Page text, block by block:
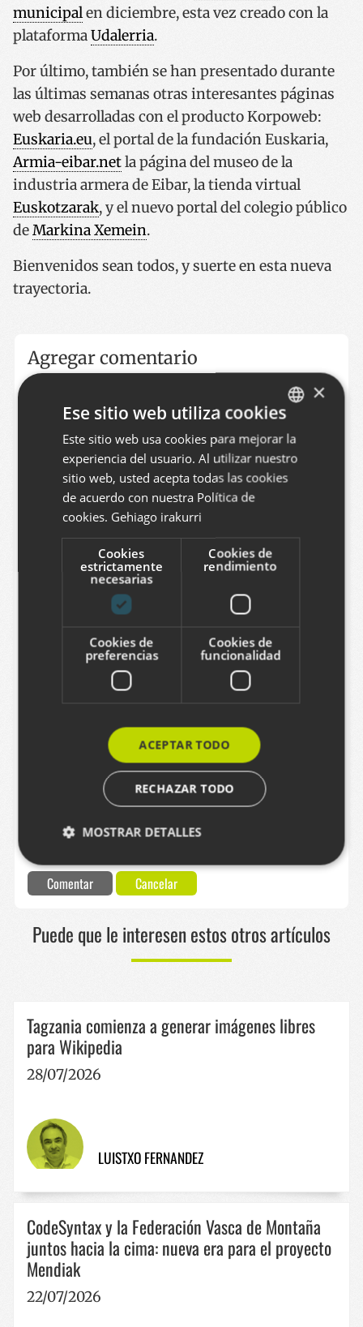
municipalen diciembre, esta vez creado con la
plataformaUdalerria.
Por último, también se han presentado durante
las últimas semanas otras interesantes páginas
web desarrolladas con el producto Korpoweb:
Euskaria.eu, el portal de la fundación Euskaria,
Armia-eibar.netla página del museo de la
industria armera de Eibar, la tienda virtual
Euskotzarak, y el nuevo portal del colegio público
deMarkina Xemein.
Bienvenidos sean todos, y suerte en esta nueva
trayectoria.
Agregar comentario
siguiente formulario. Formato de texto plano. Las
direcciones web y de correo electrónico se
transforman en vínculos. Comentarios están
moderados.
Nombre
Captcha
Comentar Cancelar
Puede que le interesen estos otros artículos
Tagzania comienza a generar imágenes libres
para Wikipedia
28/07/2026
LUISTXO FERNANDEZ
CodeSyntax y la Federación Vasca de Montaña
juntos hacia la cima: nueva era para el proyecto
Mendiak
22/07/2026
BASQUE
SPANISH
×
Ese sitio web utiliza cookies
Este sitio web usa cookies para mejorar la
experiencia del usuario. Al utilizar nuestro
sitio web, usted acepta todas las cookies
de acuerdo con nuestra Política de
cookies. Gehiago irakurri
Cookies
estrictamente
necesarias
Cookies de
rendimiento
Cookies de
preferencias
Cookies de
funcionalidad
ACEPTAR TODO
RECHAZAR TODO
MOSTRAR DETALLES
Cookies estrictamente necesarias
Cookies de preferencias
Cookies de funcionalidad
de sesión de usuario y la gestión de cuentas. El sitio
web no se puede utilizar correctamente sin las
cookies estrictamente necesarias.
Nombre
CookieScriptConsent
CookieScript